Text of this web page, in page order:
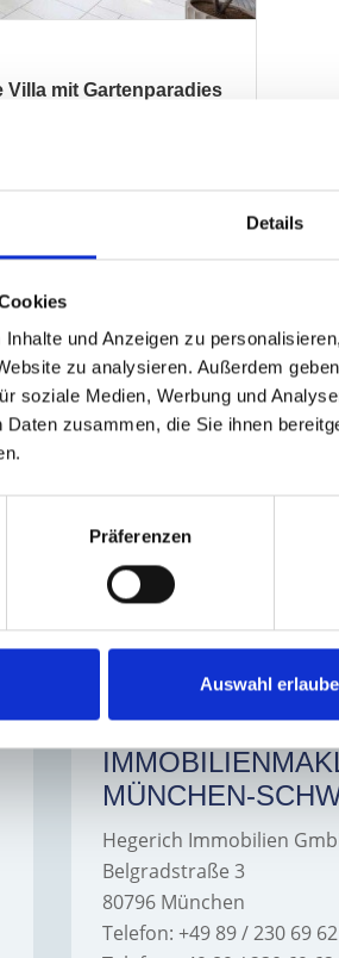
Details
und Anzeigen zu
zu analysieren. Außerdem
soziale Medien, Werbung und
zusammen, die Sie ihnen
Präferenzen
Auswahl
Villa mit Gartenparadies
Immobilien GmbH
UNSERE
MÜNCHEN-
Hegerich Immobilien
Belgradstraße 3
80796 München
Telefon: +49 89 / 230 69